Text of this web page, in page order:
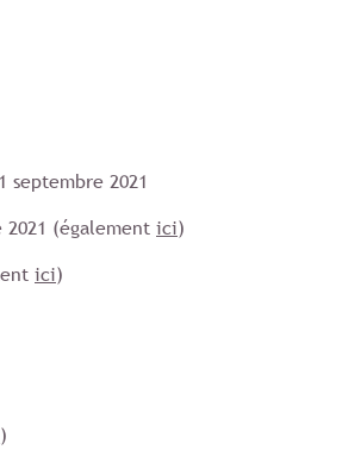
septembre 2021
(également ici)
ici)
)